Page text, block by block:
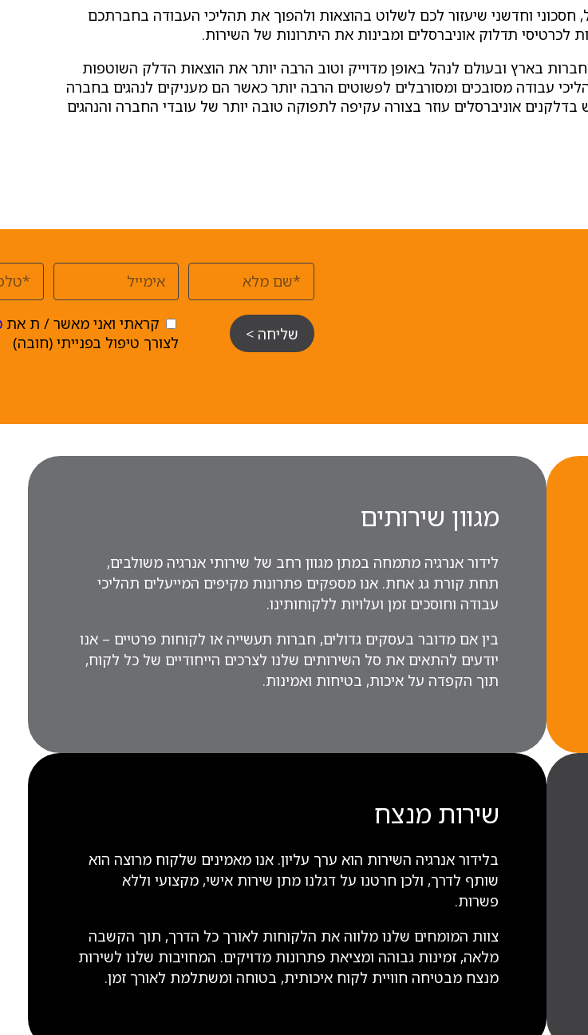
חסכוני וחדשני שיעזור לכם לשלוט בהוצאות ולהפוך את תהליכי העבודה בחברתכם
תדלוק אוניברסלים ומבינות את היתרונות של השירות.
בארץ ובעולם לנהל באופן מדוייק וטוב הרבה יותר את הוצאות הדלק השוטפות
עבודה מסובכים ומסורבלים לפשוטים הרבה יותר כאשר הם מעניקים לנהגים בחברה
בדלקנים אוניברסלים עוזר בצורה עקיפה לתפוקה טובה יותר של עובדי החברה והנהגים
שליחה >
קראתי ואני מאשר / ת את
לצורך טיפול בפנייתי (חובה)
מגוון שירותים
לידור אנרגיה מתמחה במתן מגוון רחב של שירותי אנרגיה משולבים,
תחת קורת גג אחת. אנו מספקים פתרונות מקיפים המייעלים תהליכי
עבודה וחוסכים זמן ועלויות ללקוחותינו.
בין אם מדובר בעסקים גדולים, חברות תעשייה או לקוחות פרטיים – אנו
יודעים להתאים את סל השירותים שלנו לצרכים הייחודיים של כל לקוח,
תוך הקפדה על איכות, בטיחות ואמינות.
שירות מנצח
בלידור אנרגיה השירות הוא ערך עליון. אנו מאמינים שלקוח מרוצה הוא
שותף לדרך, ולכן חרטנו על דגלנו מתן שירות אישי, מקצועי וללא
פשרות.
צוות המומחים שלנו מלווה את הלקוחות לאורך כל הדרך, תוך הקשבה
מלאה, זמינות גבוהה ומציאת פתרונות מדויקים. המחויבות שלנו לשירות
מנצח מבטיחה חוויית לקוח איכותית, בטוחה ומשתלמת לאורך זמן.